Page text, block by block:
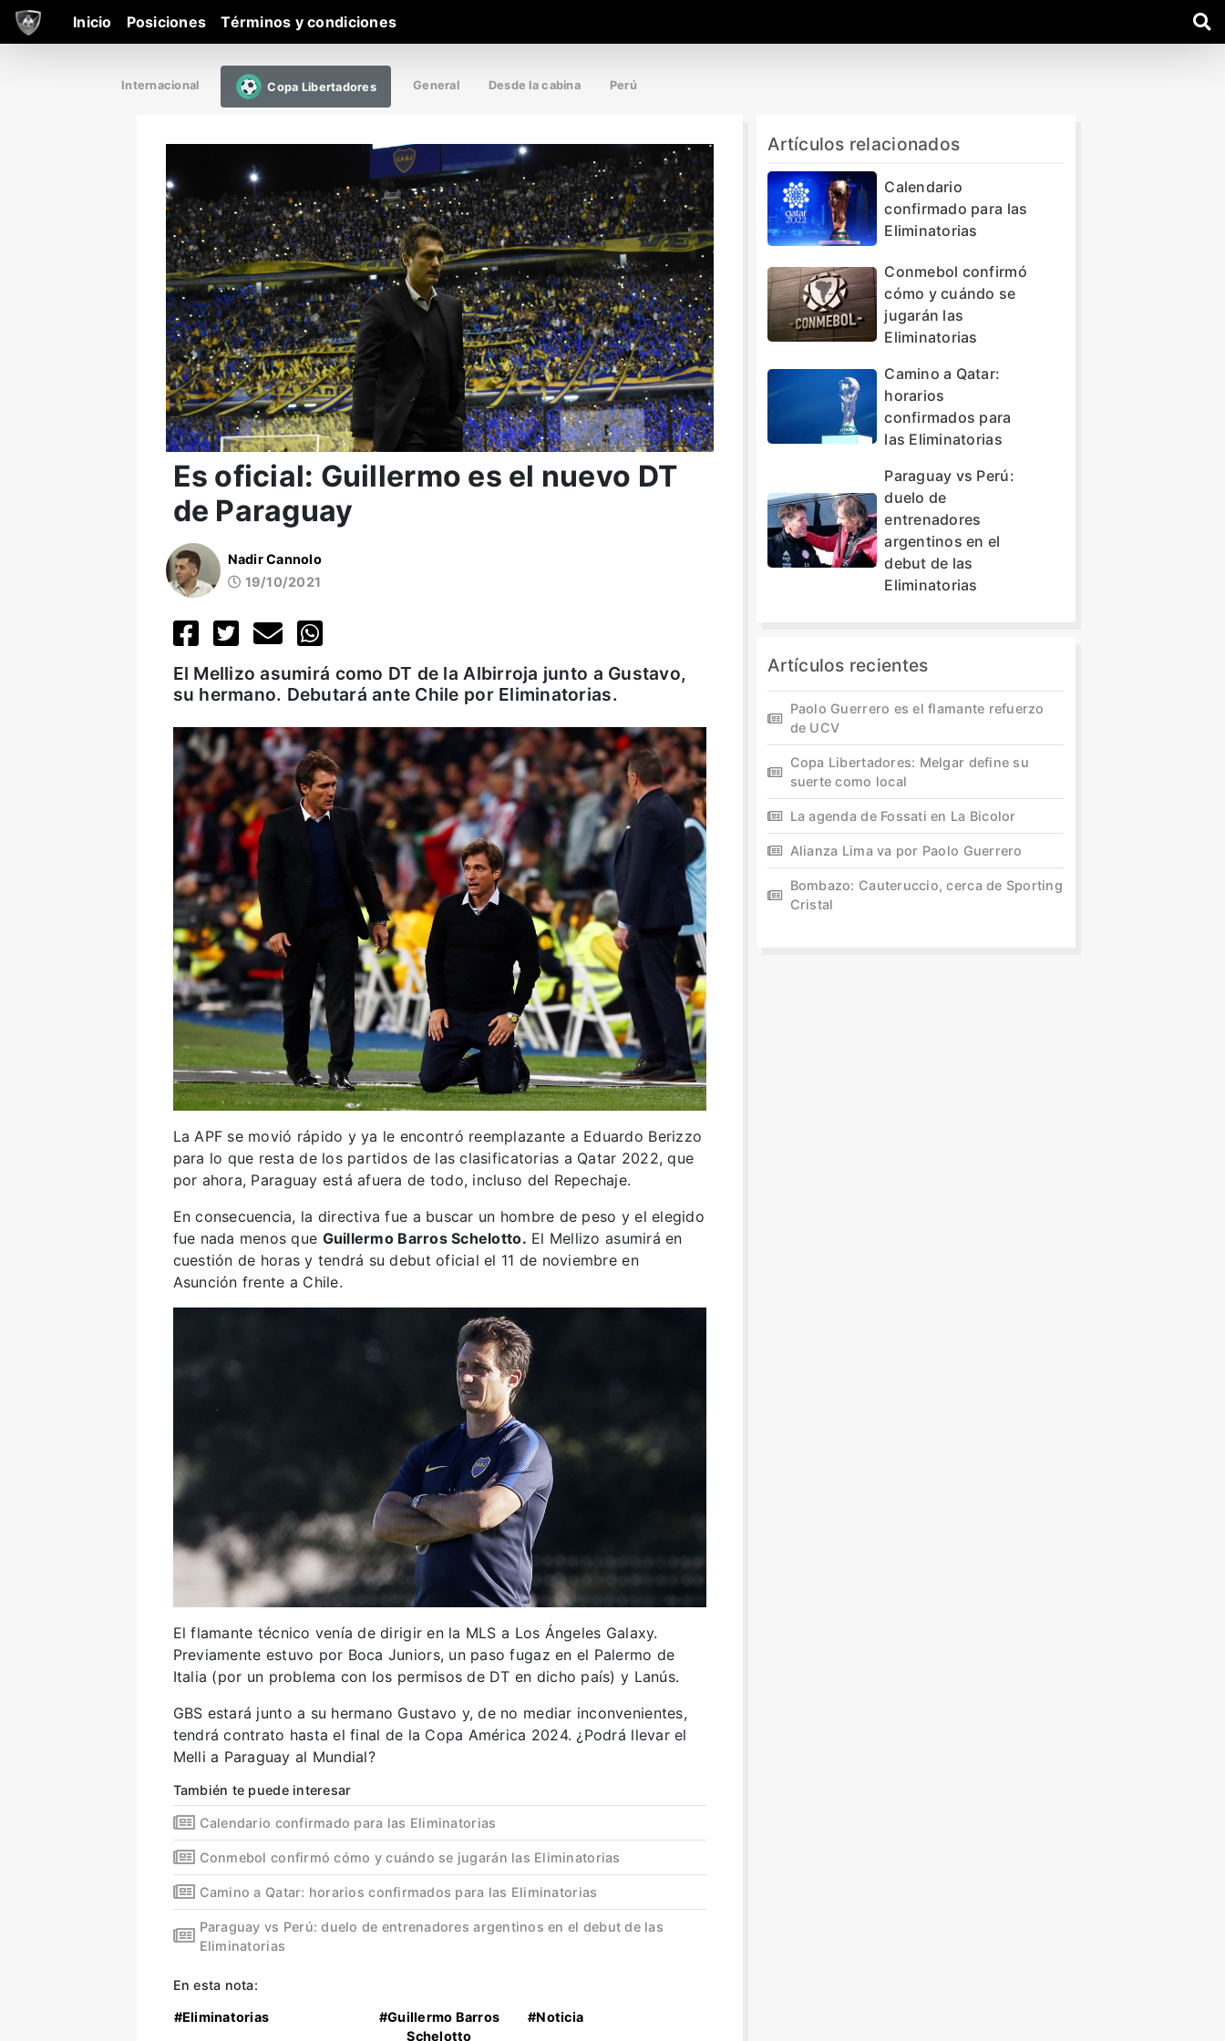
Inicio Posiciones Términos y condiciones
Internacional Copa Libertadores General Desde la cabina Perú
Es oficial: Guillermo es el nuevo DT
de Paraguay
Nadir Cannolo
19/10/2021
El Mellizo asumirá como DT de la Albirroja junto a Gustavo,
su hermano. Debutará ante Chile por Eliminatorias.
La APF se movió rápido y ya le encontró reemplazante a Eduardo Berizzo
para lo que resta de los partidos de las clasificatorias a Qatar 2022, que
por ahora, Paraguay está afuera de todo, incluso del Repechaje.
En consecuencia, la directiva fue a buscar un hombre de peso y el elegido
fue nada menos que Guillermo Barros Schelotto. El Mellizo asumirá en
cuestión de horas y tendrá su debut oficial el 11 de noviembre en
Asunción frente a Chile.
El flamante técnico venía de dirigir en la MLS a Los Ángeles Galaxy.
Previamente estuvo por Boca Juniors, un paso fugaz en el Palermo de
Italia (por un problema con los permisos de DT en dicho país) y Lanús.
GBS estará junto a su hermano Gustavo y, de no mediar inconvenientes,
tendrá contrato hasta el final de la Copa América 2024. ¿Podrá llevar el
Melli a Paraguay al Mundial?
También te puede interesar
Calendario confirmado para las Eliminatorias
Conmebol confirmó cómo y cuándo se jugarán las Eliminatorias
Camino a Qatar: horarios confirmados para las Eliminatorias
Paraguay vs Perú: duelo de entrenadores argentinos en el debut de las
Eliminatorias
En esta nota:
#Eliminatorias
#Guillermo Barros
Schelotto
#Noticia
Artículos relacionados
Calendario
confirmado para las
Eliminatorias
Conmebol confirmó
cómo y cuándo se
jugarán las
Eliminatorias
Camino a Qatar:
horarios
confirmados para
las Eliminatorias
Paraguay vs Perú:
duelo de
entrenadores
argentinos en el
debut de las
Eliminatorias
Artículos recientes
Paolo Guerrero es el flamante refuerzo
de UCV
Copa Libertadores: Melgar define su
suerte como local
La agenda de Fossati en La Bicolor
Alianza Lima va por Paolo Guerrero
Bombazo: Cauteruccio, cerca de Sporting
Cristal